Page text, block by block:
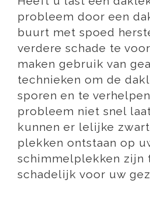
probleem door een
buurt met spoed
verdere schade te
maken gebruik van
technieken om de
sporen en te
probleem niet snel
kunnen er lelijke
plekken ontstaan op
schimmelplekken zijn
schadelijk voor uw